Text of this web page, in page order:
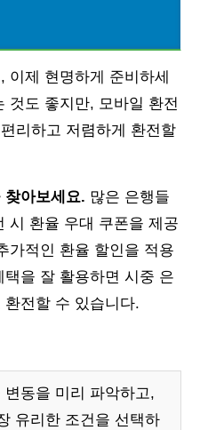
이제 현명하게 준비하세
것도 좋지만, 모바일 환전
리하고 저렴하게 환전할
찾아보세요. 많은 은행들
시 환율 우대 쿠폰을 제공
가적인 환율 할인을 적용
을 잘 활용하면 시중 은
전할 수 있습니다.
동을 미리 파악하고,
유리한 조건을 선택하